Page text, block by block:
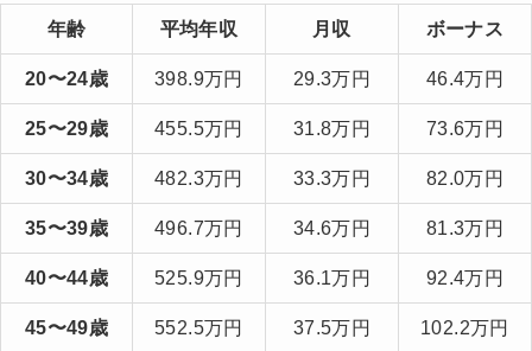
年齢
平均年収 月収 ボーナス
20〜24歳 398.9万円 29.3万円 46.4万円
25〜29歳 455.5万円 31.8万円 73.6万円
30〜34歳 482.3万円 33.3万円 82.0万円
35〜39歳 496.7万円 34.6万円 81.3万円
40〜44歳 525.9万円 36.1万円 92.4万円
45〜49歳 552.5万円 37.5万円 102.2万円